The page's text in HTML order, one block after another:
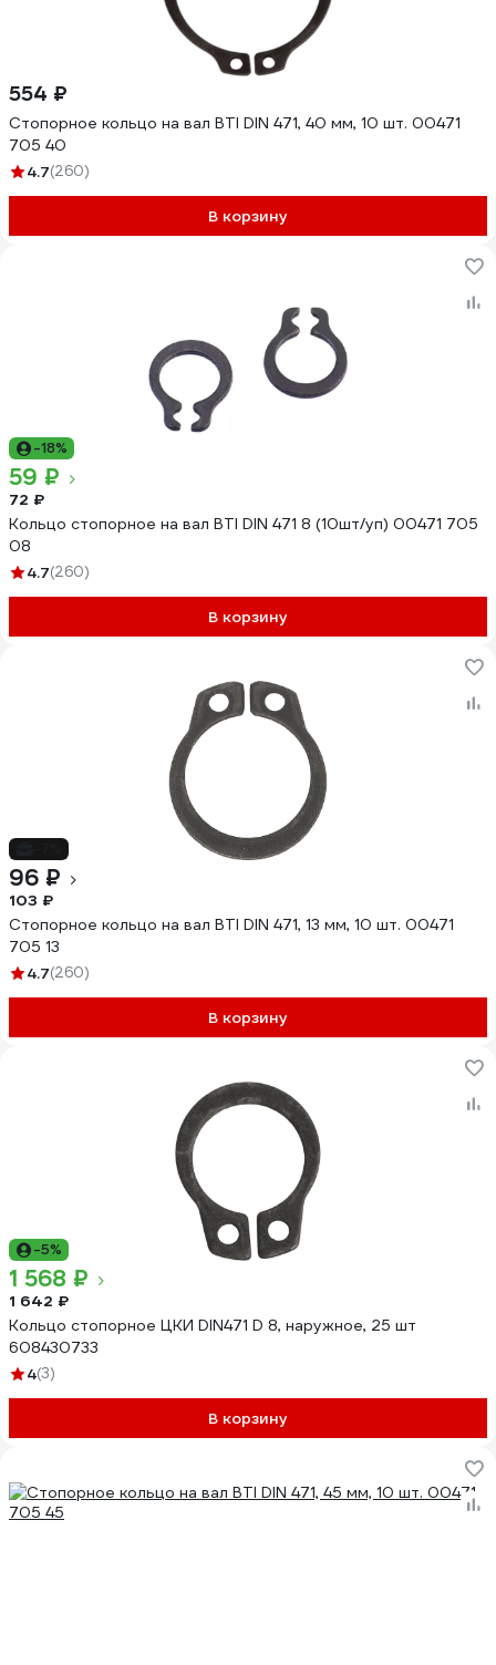
554 ₽
Стопорное кольцо на вал BTI DIN 471, 40 мм, 10 шт. 00471
705 40
4.7(260)
В корзину
-18%
59 ₽
72 ₽
Кольцо стопорное на вал BTI DIN 471 8 (10шт/уп) 00471 705
08
4.7(260)
В корзину
96 ₽
103 ₽
Стопорное кольцо на вал BTI DIN 471, 13 мм, 10 шт. 00471
705 13
4.7(260)
В корзину
-5%
1 568 ₽
1 642 ₽
Кольцо стопорное ЦКИ DIN471 D 8, наружное, 25 шт
608430733
4(3)
В корзину